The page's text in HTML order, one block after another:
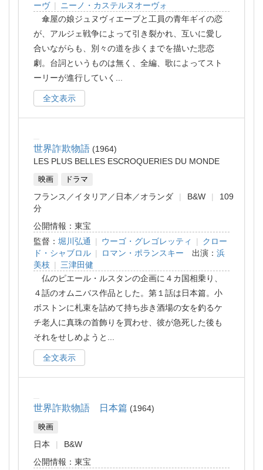
ーヴ| ニーノ・カステルヌオーヴォ
傘屋の娘ジュヌヴィエーブと工員の青年ギイの恋
が、アルジェ戦争によって引き裂かれ、互いに愛し
合いながらも、別々の道を歩くまでを描いた悲恋
劇。台詞というものは無く、全編、歌によってスト
ーリーが進行していく
全文表示
世界詐欺物語
1964
LES PLUS BELLES ESCROQUERIES DU MONDE
映画 ドラマ
フランス イタリア 日本 オランダ B&W
109
分
公開情報：東宝
監督： 堀川弘通 | ウーゴ・グレゴレッティ | クロー
ド・シャブロル | ロマン・ポランスキー 出演： 浜
美枝 | 三津田健
仏のピエール・ルスタンの企画に４カ国相乗り、
４話のオムニバス作品とした。第１話は日本篇。小
ボストンに札束を詰めて持ち歩き酒場の女を釣るケ
チ老人に真珠の首飾りを買わせ、彼が急死した後も
それをせしめようと
全文表示
世界詐欺物語 日本篇 1964
映画
日本
B&W
公開情報：東宝